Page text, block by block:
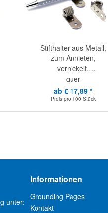
Stifthalter aus Metall,
zum Annieten,
vernickelt,
quer
ab € 17,89 *
Preis pro 100 Stück
unter:
Informationen
Grounding Pages
Kontakt